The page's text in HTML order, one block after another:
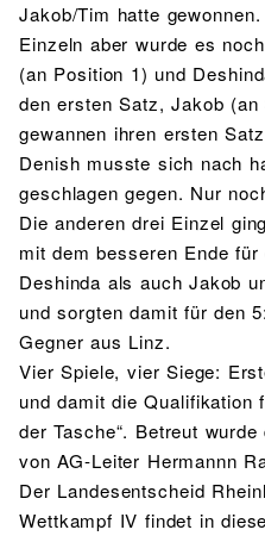
Jakob/Tim hatte
Einzeln aber wurde es
(an Position 1) und
den ersten Satz, Jakob
gewannen ihren ersten
Denish musste sich nach
geschlagen gegen. Nur
Die anderen drei Einzel
mit dem besseren Ende
Deshinda als auch Jakob
und sorgten damit für den
Gegner aus Linz.
Vier Spiele, vier Siege:
und damit die Qualifikation
der Tasche“. Betreut
von AG-Leiter Hermannn
Der Landesentscheid
Wettkampf IV findet in